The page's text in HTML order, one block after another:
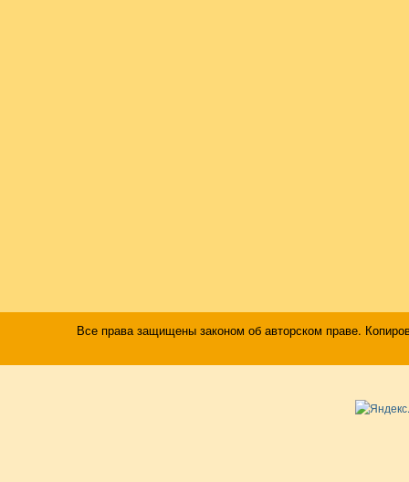
Все права защищены законом об авторском праве.